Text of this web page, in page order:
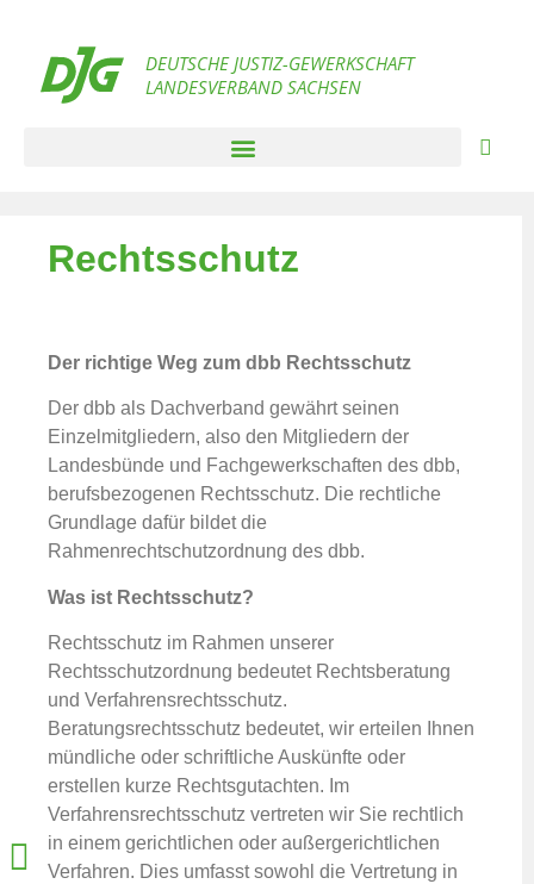
DEUTSCHE JUSTIZ-GEWERKSCHAFT
LANDESVERBAND SACHSEN
Rechtsschutz
Der richtige Weg zum dbb Rechtsschutz
Der dbb als Dachverband gewährt seinen
Einzelmitgliedern, also den Mitgliedern der
Landesbünde und Fachgewerkschaften des dbb,
berufsbezogenen Rechtsschutz. Die rechtliche
Grundlage dafür bildet die
Rahmenrechtschutzordnung des dbb.
Was ist Rechtsschutz?
Rechtsschutz im Rahmen unserer
Rechtsschutzordnung bedeutet Rechtsberatung
und Verfahrensrechtsschutz.
Beratungsrechtsschutz bedeutet, wir erteilen Ihnen
mündliche oder schriftliche Auskünfte oder
erstellen kurze Rechtsgutachten. Im
Verfahrensrechtsschutz vertreten wir Sie rechtlich
in einem gerichtlichen oder außergerichtlichen
Verfahren. Dies umfasst sowohl die Vertretung in